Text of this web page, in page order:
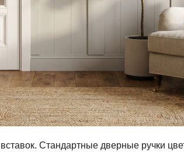
Стандартные дверные ручки